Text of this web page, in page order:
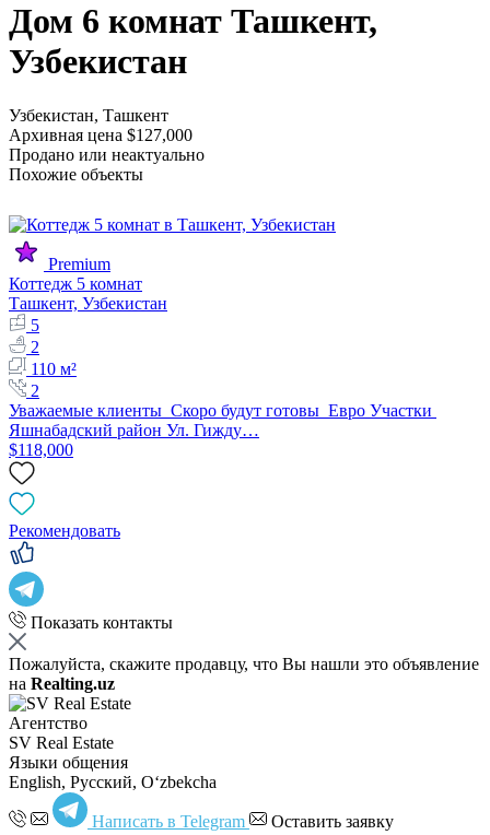
Дом 6 комнат Ташкент,
Узбекистан
Узбекистан, Ташкент
Архивная цена $127,000
Продано или неактуально
Похожие объекты
Premium
Коттедж 5 комнат
Ташкент, Узбекистан
5
2
110 м²
2
Уважаемые клиенты Скоро будут готовы Евро Участки
Яшнабадский район Ул. Гижду…
$118,000
Рекомендовать
Показать контакты
Пожалуйста, скажите продавцу, что Вы нашли это объявление
на Realting.uz
Агентство
SV Real Estate
Языки общения
English, Русский, Oʻzbekcha
Написать в Telegram Оставить заявку